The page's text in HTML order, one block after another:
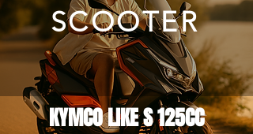
SCOOTER
KYMCO LIKE S 125CC